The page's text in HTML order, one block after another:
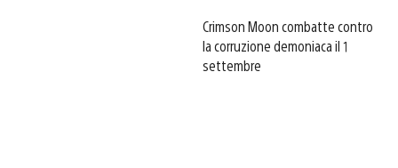
Crimson Moon combatte contro
la corruzione demoniaca il 1
settembre